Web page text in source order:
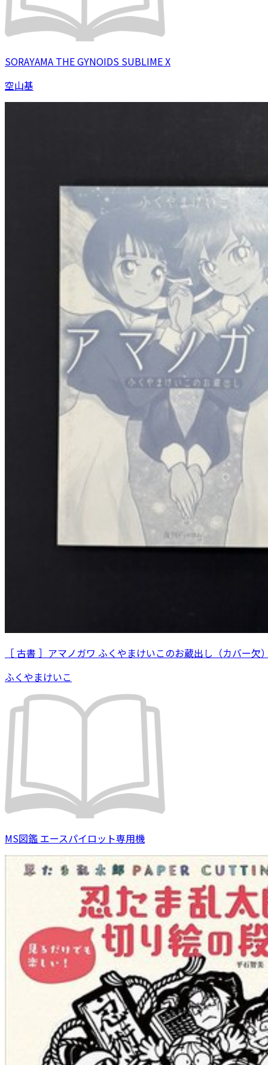
SORAYAMA THE GYNOIDS SUBLIME X
空山基
［ 古書 ］アマノガワ ふくやまけいこのお蔵出し（カバー欠
ふくやまけいこ
MS図鑑 エースパイロット専用機